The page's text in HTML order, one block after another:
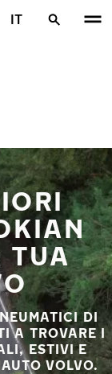
IT
TUA
DI
A TROVARE I
ESTIVI E
VOLVO.